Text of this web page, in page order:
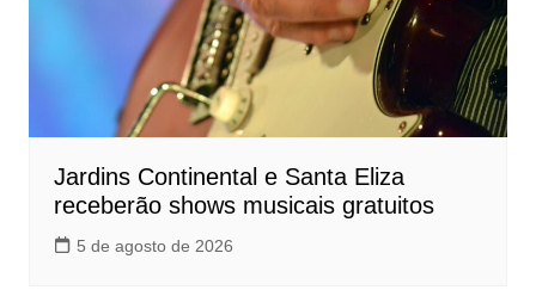
Jardins Continental e Santa Eliza
receberão shows musicais gratuitos
5 de agosto de 2026